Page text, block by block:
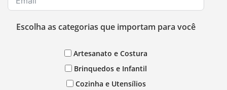
Escolha as categorias que importam para você
Artesanato e Costura
Brinquedos e Infantil
Cozinha e Utensílios